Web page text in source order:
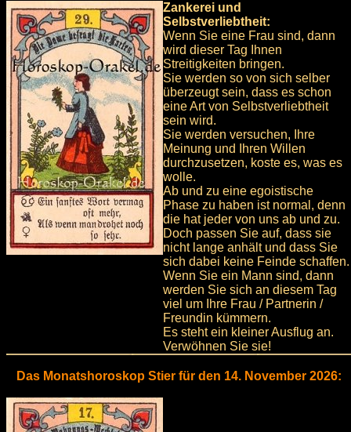
Zankerei und
Selbstverliebtheit:
Wenn Sie eine Frau sind, dann
wird dieser Tag Ihnen
Streitigkeiten bringen.
Sie werden so von sich selber
überzeugt sein, dass es schon
eine Art von Selbstverliebtheit
sein wird.
Sie werden versuchen, Ihre
Meinung und Ihren Willen
durchzusetzen, koste es, was es
wolle.
Ab und zu eine egoistische
Phase zu haben ist normal, denn
die hat jeder von uns ab und zu.
Doch passen Sie auf, dass sie
nicht lange anhält und dass Sie
sich dabei keine Feinde schaffen.
Wenn Sie ein Mann sind, dann
werden Sie sich an diesem Tag
viel um Ihre Frau / Partnerin /
Freundin kümmern.
Es steht ein kleiner Ausflug an.
Verwöhnen Sie sie!
Das Monatshoroskop Stier für den 14. November 2026: